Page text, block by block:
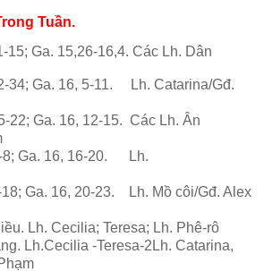
Trong Tuần.
15; Ga. 15,26-16,4. Các Lh. Dân
34; Ga. 16, 5-11. Lh. Catarina/Gđ.
22; Ga. 16, 12-15. Các Lh. Ân
8; Ga. 16, 16-20. Lh.
Ga. 16, 20-23. Lh. Mồ côi/Gđ. Alex
Lh. Cecilia; Teresa; Lh. Phê-rô
Lh.Cecilia -Teresa-2Lh. Catarina,